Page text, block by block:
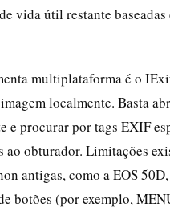
vida útil restante baseadas
multiplataforma é o
localmente. Basta
e procurar por tags EXIF
ao obturador. Limitações
antigas, como a EOS
botões (por exemplo,